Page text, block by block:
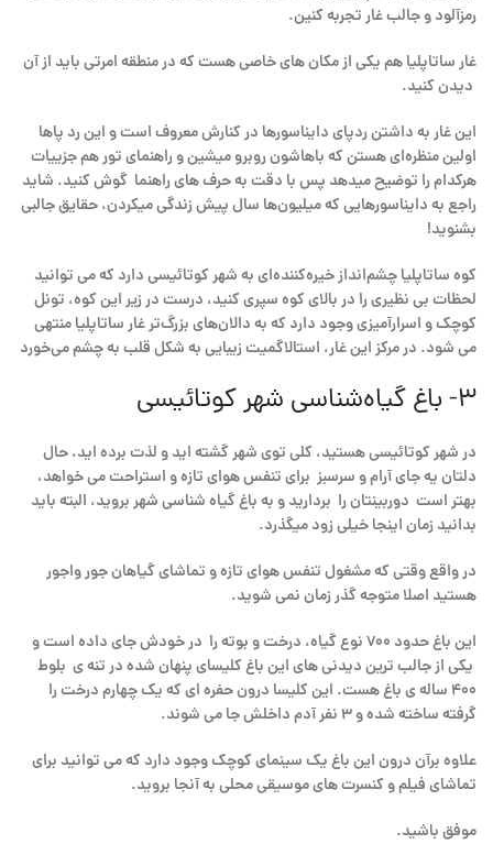
رمزآلود و جالب غار تجربه کنین.
غار ساتاپلیا هم یکی از مکان های خاصی هست که در منطقه امرتی باید از آن
دیدن کنید.
این غار به داشتن ردپای دایناسورها در کنارش معروف است و این رد پاها
اولین منظره‌ای هستن که باهاشون روبرو میشین و راهنمای تور هم جزییات
هرکدام را توضیح میدهد پس با دقت به حرف های راهنما گوش کنید. شاید
راجع به دایناسورهایی که میلیون‌ها سال پیش زندگی میکردن، حقایق جالبی
بشنوید!
کوه ساتاپلیا چشم‌انداز خیره‌کننده‌ای به شهر کوتائیسی دارد که می توانید
لحظات بی نظیری را در بالای کوه سپری کنید، درست در زیر این کوه، تونل
کوچک و اسرارآمیزی وجود دارد که به دالان‌های بزرگ‌تر غار ساتاپلیا منتهی
می شود. در مرکز این غار، استالاگمیت زیبایی به شکل قلب به چشم می‌خورد
۳- باغ گیاه‌شناسی شهر کوتائیسی
در شهر کوتائیسی هستید، کلی توی شهر گشته اید و لذت برده اید، حال
دلتان یه جای آرام و سرسبز برای تنفس هوای تازه و استراحت می خواهد،
بهتر است دوربینتان را بردارید و به باغ گیاه شناسی شهر بروید، البته باید
بدانید زمان اینجا خیلی زود میگذرد.
در واقع وقتی که مشغول تنفس هوای تازه و تماشای گیاهان جور واجور
هستید اصلا متوجه گذر زمان نمی شوید.
این باغ حدود ۷۰۰ نوع گیاه، درخت و بوته را در خودش جای داده است و
یکی از جالب ترین دیدنی های این باغ کلیسای پنهان شده در تنه ی بلوط
۴۰۰ ساله ی باغ هست. این کلیسا درون حفره ای که یک چهارم درخت را
گرفته ساخته شده و ۳ نفر آدم داخلش جا می شوند.
علاوه برآن درون این باغ یک سینمای کوچک وجود دارد که می توانید برای
تماشای فیلم و کنسرت های موسیقی محلی به آنجا بروید.
موفق باشید.